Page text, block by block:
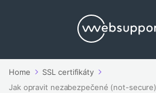
Home
SSL certifikáty
Jak opravit nezabezpečené (not-